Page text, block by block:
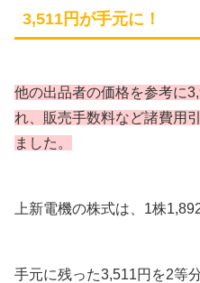
3,511円が手元に！
他の出品者の価格を参考に
れ、販売手数料など諸費用
ました。
上新電機の株式は、1株
手元に残った3,511円を2等